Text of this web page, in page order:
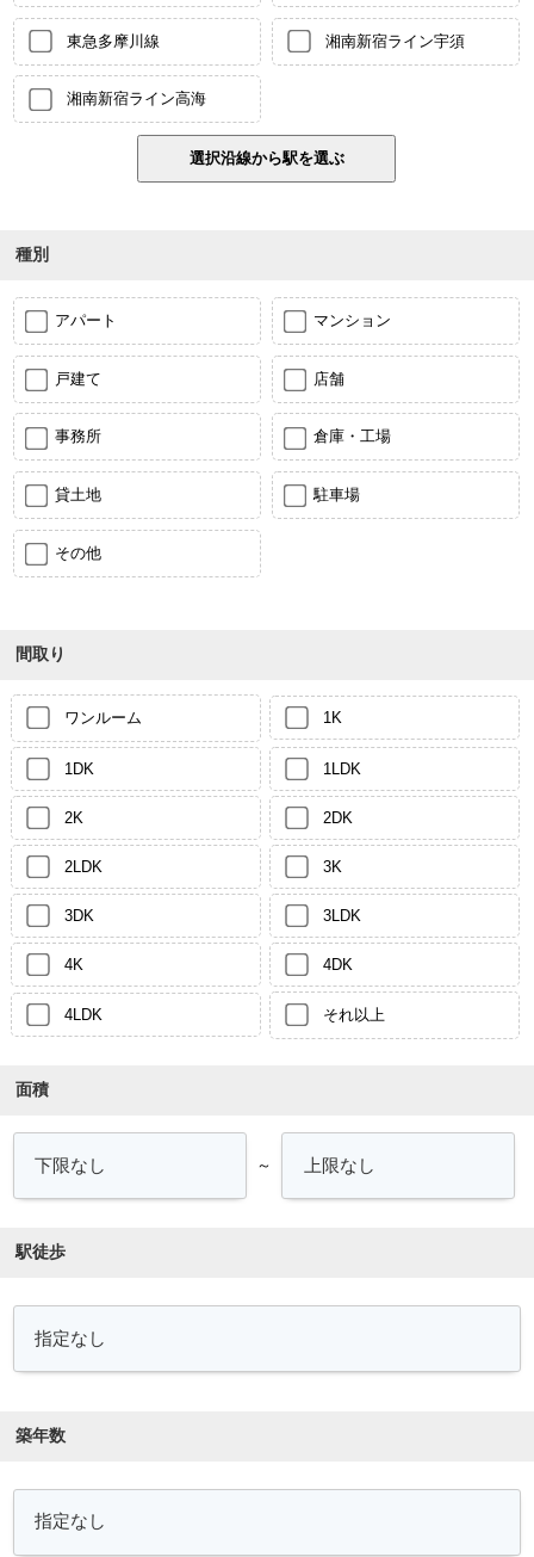
東急多摩川線 湘南新宿ライン宇須
湘南新宿ライン高海
種別
アパート マンション
戸建て 店舗
事務所 倉庫・工場
貸土地 駐車場
その他
間取り
ワンルーム 1K
1DK 1LDK
2K 2DK
2LDK 3K
3DK 3LDK
4K 4DK
4LDK それ以上
面積
～
駅徒歩
築年数